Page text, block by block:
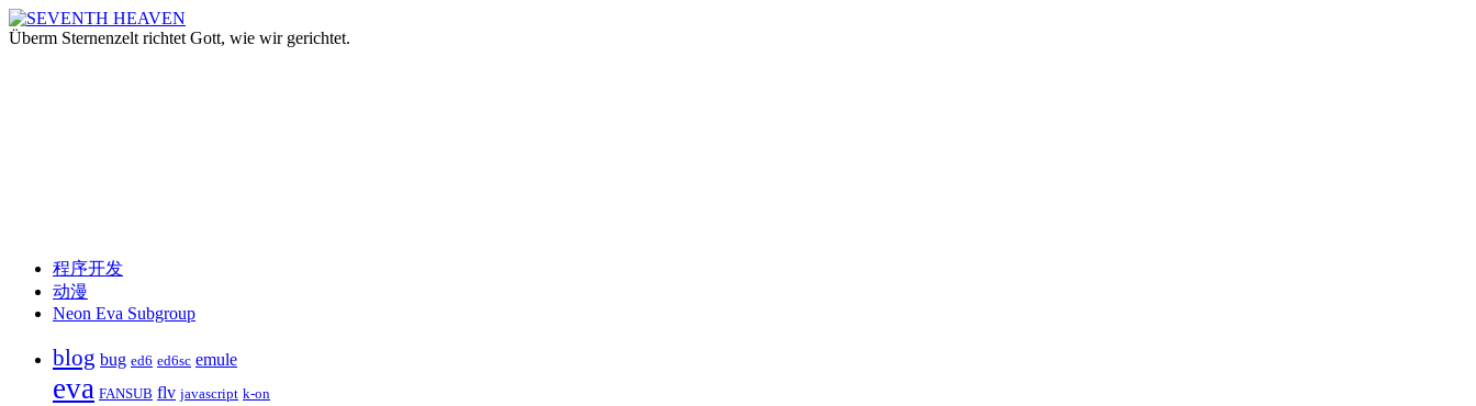
Überm Sternenzelt richtet Gott, wie wir gerichtet.
程序开发
动漫
Neon Eva Subgroup
blog bug ed6 ed6sc emule
eva FANSUB flv javascript k-on